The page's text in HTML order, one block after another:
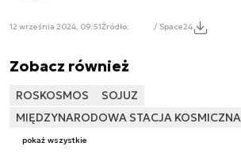
12 września 2024, 09:51Źródło: / Space24
Zobacz również
ROSKOSMOS
SOJUZ
MIĘDZYNARODOWA STACJA KOSMICZNA
pokaż wszystkie